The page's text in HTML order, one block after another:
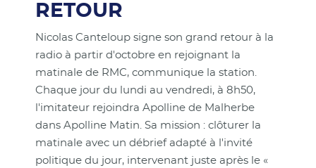
RETOUR
Nicolas Canteloup signe son grand retour à la
radio à partir d'octobre en rejoignant la
matinale de RMC, communique la station.
Chaque jour du lundi au vendredi, à 8h50,
l'imitateur rejoindra Apolline de Malherbe
dans Apolline Matin. Sa mission : clôturer la
matinale avec un débrief adapté à l'invité
politique du jour, intervenant juste après le «